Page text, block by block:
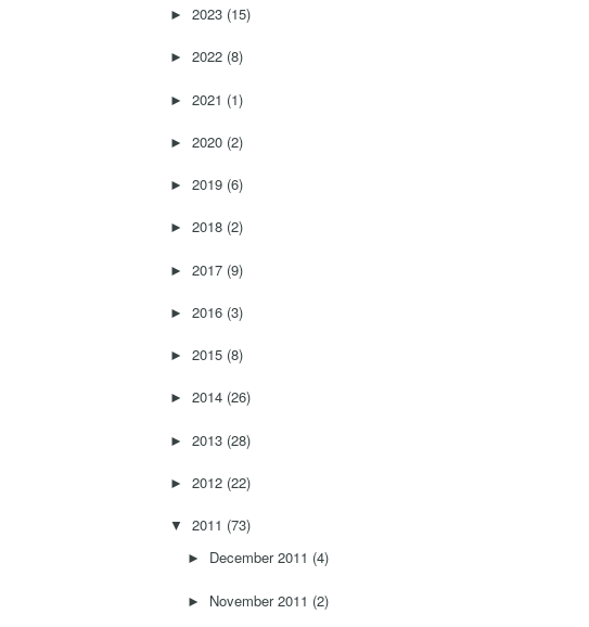
► 2023 (15)
► 2022 (8)
► 2021 (1)
► 2020 (2)
► 2019 (6)
► 2018 (2)
► 2017 (9)
► 2016 (3)
► 2015 (8)
► 2014 (26)
► 2013 (28)
► 2012 (22)
▼ 2011 (73)
► December 2011 (4)
► November 2011 (2)